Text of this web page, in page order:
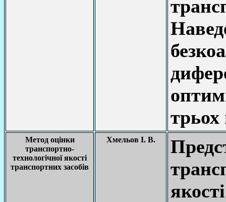
трьох
Метод оцінки
транспортно-
технологічної якості
транспортних засобів
Хмельов І. В.